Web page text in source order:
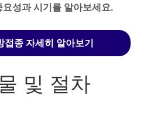
성과 시기를 알아보세요.
접종 자세히 알아보기
및 절차